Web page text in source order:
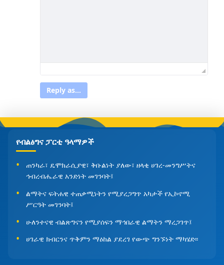
Reply as...
የብልፅግና ፓርቲ ዓላማዎች
ጠንካራ፣ ዴሞክራሲያዊ፣ ቅቡልነት ያለው፣ ዘላቂ ሀገረ-መንግሥትና
ኅብረብሔራዊ አንድነት መገንባት፤
ልማትና ፍትሐዊ ተጠቃሚነትን የሚያረጋግጥ አካታች የኢኮኖሚ
ሥርዓት መገንባት፤
ሁለንተናዊ ብልጽግናን የሚያሰፍን ማኅበራዊ ልማትን ማረጋገጥ፤
ሀገራዊ ክብርንና ጥቅምን ማዕከል ያደረገ የውጭ ግንኙነት ማካሄድ፡፡